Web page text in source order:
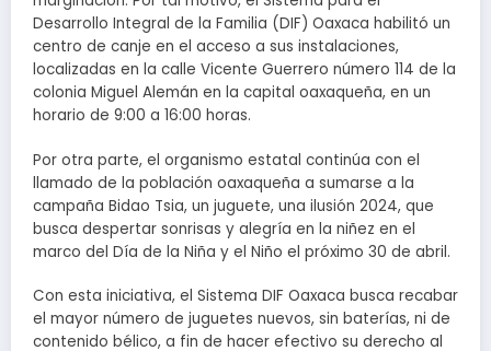
Desarrollo Integral de la Familia (DIF) Oaxaca habilitó un
centro de canje en el acceso a sus instalaciones,
localizadas en la calle Vicente Guerrero número 114 de la
colonia Miguel Alemán en la capital oaxaqueña, en un
horario de 9:00 a 16:00 horas.
Por otra parte, el organismo estatal continúa con el
llamado de la población oaxaqueña a sumarse a la
campaña Bidao Tsia, un juguete, una ilusión 2024, que
busca despertar sonrisas y alegría en la niñez en el
marco del Día de la Niña y el Niño el próximo 30 de abril.
Con esta iniciativa, el Sistema DIF Oaxaca busca recabar
el mayor número de juguetes nuevos, sin baterías, ni de
contenido bélico, a fin de hacer efectivo su derecho al